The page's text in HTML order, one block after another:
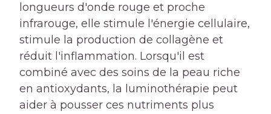
longueurs d'onde rouge et proche
infrarouge, elle stimule l'énergie cellulaire,
stimule la production de collagène et
réduit l'inflammation. Lorsqu'il est
combiné avec des soins de la peau riche
en antioxydants, la luminothérapie peut
aider à pousser ces nutriments plus